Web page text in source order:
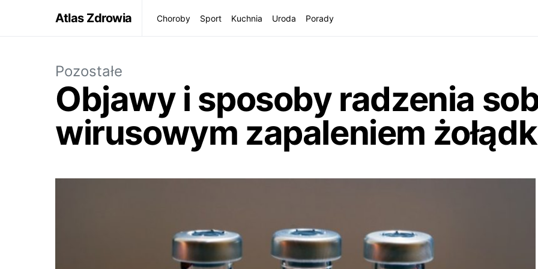
Atlas Zdrowia Choroby Sport Kuchnia Uroda Porady
Pozostałe
Objawy i sposoby radzenia
wirusowym zapaleniem